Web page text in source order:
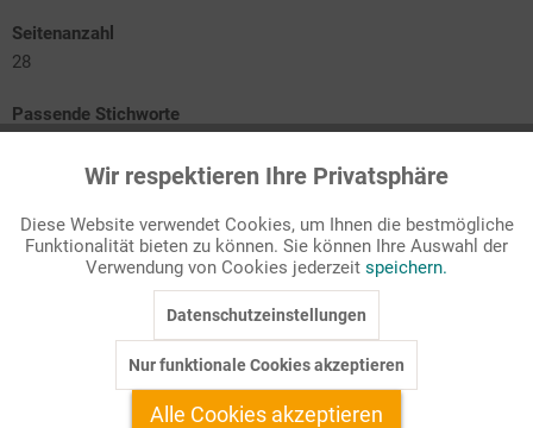
Seitenanzahl
28
Passende Stichworte
Gemeinschaft leben
Der zwölfjährige Jesus im Tempel
Fußball: meine Religion?
ein Ort gelebten Glaubens
Jerusalem:Heilige Stätten im Heiligen Land
Mit Jugendlichen alternative Glaubensorte entdecken.
Funktionale Aktiv
Marketing Inaktiv
Inaktiv
Wir respektieren Ihre Privatsphäre
Diese Website verwendet Cookies, um Ihnen die bestmögliche
Funktionalität bieten zu können. Sie können Ihre Auswahl der
Verwendung von Cookies jederzeit speichern.
Datenschutzeinstellungen
Nur funktionale Cookies akzeptieren
Alle Cookies akzeptieren